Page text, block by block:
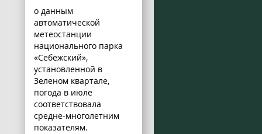
о данным
автоматической
метеостанции
национального парка
«Себежский»,
установленной в
Зеленом квартале,
погода в июле
соответствовала
средне-многолетним
показателям.